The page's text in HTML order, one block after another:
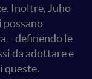
Inoltre, Juho
possano
le
da adottare e
queste.